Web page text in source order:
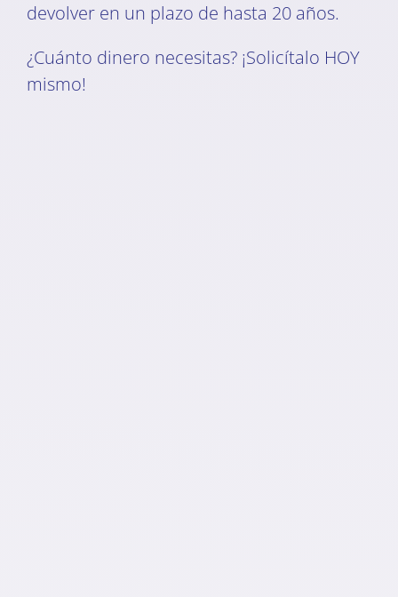
devolver en un plazo de hasta 20 años.
¿Cuánto dinero necesitas? ¡Solicítalo HOY
mismo!